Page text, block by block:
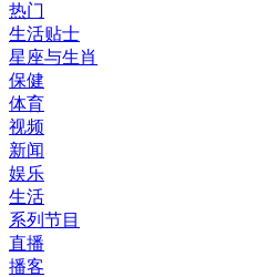
热门
生活贴士
星座与生肖
保健
体育
视频
新闻
娱乐
生活
系列节目
直播
播客